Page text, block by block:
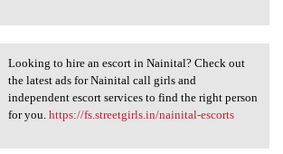
to hire an escort in
Looking to hire an escort in Nainital? Check out
the latest ads for Nainital call girls and
independent escort services to find the right person
for you. https://fs.streetgirls.in/nainital-escorts